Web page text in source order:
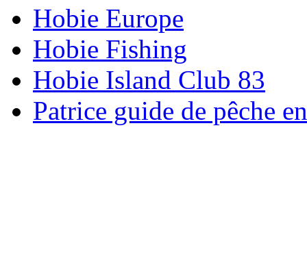
Hobie Europe
Hobie Fishing
Hobie Island Club 83
Patrice guide de pêche